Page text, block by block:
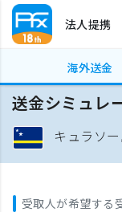
法人提携
海外送金
送金シミュレ
キュラソ
受取人が希望する